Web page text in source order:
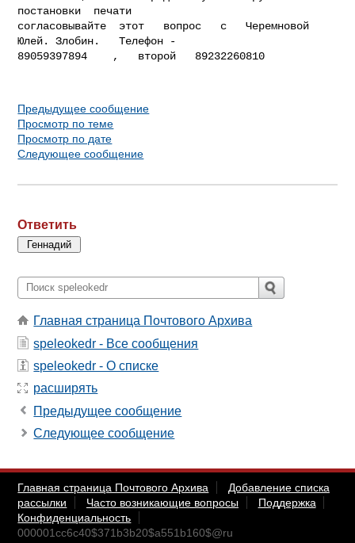
постановки  печати
согласовывайте  этот   вопрос   с   Черемновой
Юлей. Злобин.   Телефон -
89059397894    ,   второй   89232260810
Предыдущее сообщение
Просмотр по теме
Просмотр по дате
Следующее сообщение
Ответить
Главная страница Почтового Архива
speleokedr - Все сообщения
speleokedr - О списке
расширять
Предыдущее сообщение
Следующее сообщение
Главная страница Почтового Архива
Добавление списка
рассылки
Часто возникающие вопросы
Поддержка
Конфиденциальность
000001cc6c40$371b3b20$a551b160$@ru